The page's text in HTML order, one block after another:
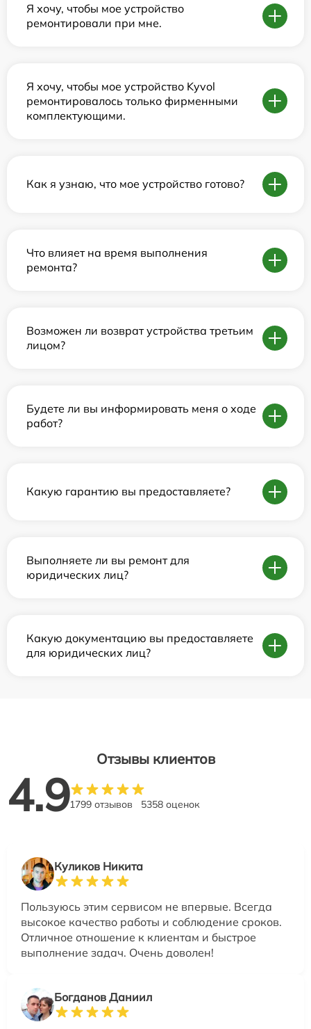
Я хочу, чтобы мое устройство
ремонтировали при мне.
Я хочу, чтобы мое устройство Kyvol
ремонтировалось только фирменными
комплектующими.
Как я узнаю, что мое устройство готово?
Что влияет на время выполнения
ремонта?
Возможен ли возврат устройства третьим
лицом?
Будете ли вы информировать меня о ходе
работ?
Какую гарантию вы предоставляете?
Выполняете ли вы ремонт для
юридических лиц?
Какую документацию вы предоставляете
для юридических лиц?
Отзывы клиентов
4.91799 отзывов 5358 оценок
Куликов Никита
Пользуюсь этим сервисом не впервые. Всегда
высокое качество работы и соблюдение сроков.
Отличное отношение к клиентам и быстрое
выполнение задач. Очень доволен!
Богданов Даниил